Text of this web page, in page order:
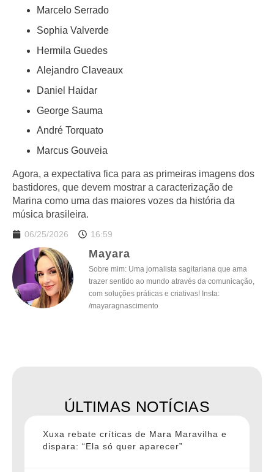
Marcelo Serrado
Sophia Valverde
Hermila Guedes
Alejandro Claveaux
Daniel Haidar
George Sauma
André Torquato
Marcus Gouveia
Agora, a expectativa fica para as primeiras imagens dos
bastidores, que devem mostrar a caracterização de
Marina como uma das maiores vozes da história da
música brasileira.
06/25/2026 16:59
Mayara
Sobre mim: Uma jornalista sagitariana que ama
trazer sentido ao mundo através da comunicação,
com soluções práticas e criativas! Insta:
/mayaragnascimento
ÚLTIMAS NOTÍCIAS
Xuxa rebate críticas de Mara Maravilha e
dispara: “Ela só quer aparecer”